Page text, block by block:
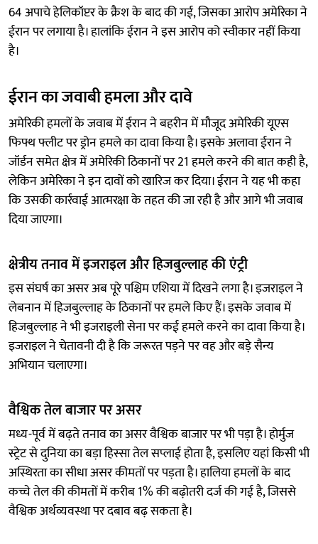
64 अपाचे हेलिकॉप्टर के क्रैश के बाद की गई, जिसका आरोप अमेरिका ने
ईरान पर लगाया है। हालांकि ईरान ने इस आरोप को स्वीकार नहीं किया
है।
ईरान का जवाबी हमला और दावे
अमेरिकी हमलों के जवाब में ईरान ने बहरीन में मौजूद अमेरिकी यूएस
फिफ्थ फ्लीट पर ड्रोन हमले का दावा किया है। इसके अलावा ईरान ने
जॉर्डन समेत क्षेत्र में अमेरिकी ठिकानों पर 21 हमले करने की बात कही है,
लेकिन अमेरिका ने इन दावों को खारिज कर दिया। ईरान ने यह भी कहा
कि उसकी कार्रवाई आत्मरक्षा के तहत की जा रही है और आगे भी जवाब
दिया जाएगा।
क्षेत्रीय तनाव में इजराइल और हिजबुल्लाह की एंट्री
इस संघर्ष का असर अब पूरे पश्चिम एशिया में दिखने लगा है। इजराइल ने
लेबनान में हिजबुल्लाह के ठिकानों पर हमले किए हैं। इसके जवाब में
हिजबुल्लाह ने भी इजराइली सेना पर कई हमले करने का दावा किया है।
इजराइल ने चेतावनी दी है कि जरूरत पड़ने पर वह और बड़े सैन्य
अभियान चलाएगा।
वैश्विक तेल बाजार पर असर
मध्य-पूर्व में बढ़ते तनाव का असर वैश्विक बाजार पर भी पड़ा है। होर्मुज
स्ट्रेट से दुनिया का बड़ा हिस्सा तेल सप्लाई होता है, इसलिए यहां किसी भी
अस्थिरता का सीधा असर कीमतों पर पड़ता है। हालिया हमलों के बाद
कच्चे तेल की कीमतों में करीब 1% की बढ़ोतरी दर्ज की गई है, जिससे
वैश्विक अर्थव्यवस्था पर दबाव बढ़ सकता है।